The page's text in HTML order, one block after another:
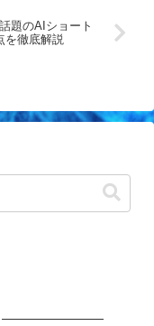
題のAIショート
を徹底解説